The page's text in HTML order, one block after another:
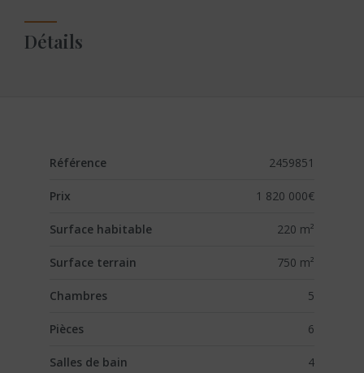
Détails
Référence 2459851
Prix 1 820 000€
Surface habitable 220 m²
Surface terrain 750 m²
Chambres 5
Pièces 6
Salles de bain 4